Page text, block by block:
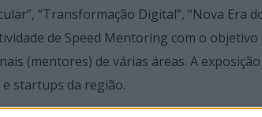
“Transformação Digital”, “Nova Era
de Speed Mentoring com o
(mentores) de várias áreas. A
startups da região.